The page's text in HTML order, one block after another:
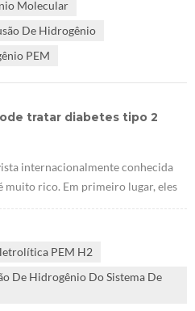
Molecular
De Hidrogênio
PEM
tratar diabetes tipo 2
internacionalmente conhecida
muito rico. Em primeiro lugar, eles
PEM H2 pode promover o
usaram camundongos db / db
PEM H2
De Hidrogênio Do Sistema De